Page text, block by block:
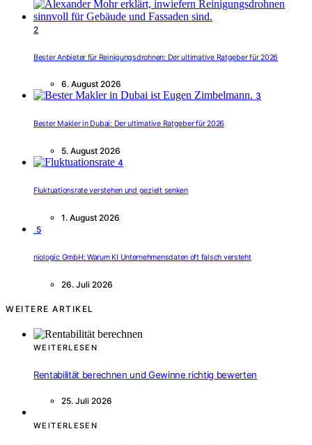
2
Bester Anbieter für Reinigungsdrohnen: Der ultimative Ratgeber für 2026
6. August 2026
3
Bester Makler in Dubai: Der ultimative Ratgeber für 2026
5. August 2026
4
Fluktuationsrate verstehen und gezielt senken
1. August 2026
5
niologic GmbH: Warum KI Unternehmensdaten oft falsch versteht
26. Juli 2026
WEITERE ARTIKEL
WEITERLESEN
Rentabilität berechnen und Gewinne richtig bewerten
25. Juli 2026
WEITERLESEN